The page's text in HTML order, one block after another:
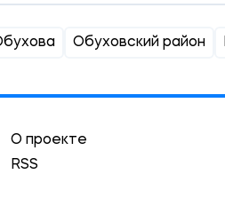
Обуховский район
О проекте
RSS